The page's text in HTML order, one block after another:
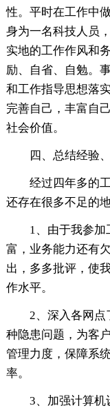
性。平时在工作中
身为一名科技人员
实地的工作作风和
励、自省、自勉。
和工作指导思想落
完善自己，丰富自
社会价值。
四、总结经验
经过四年多的
还存在很多不足的地
1、由于我参
富，业务能力还有
出，多多批评，使
作水平。
2、深入各网点
种隐患问题，为客
管理力度，保障系
率。
3、加强计算机